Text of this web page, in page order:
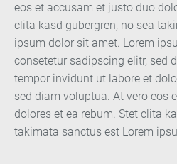
eos et accusam et justo duo
clita kasd gubergren, no sea
ipsum dolor sit amet. Lorem
consetetur sadipscing elitr, sed
tempor invidunt ut labore et
sed diam voluptua. At vero eos
dolores et ea rebum. Stet clita
takimata sanctus est Lorem